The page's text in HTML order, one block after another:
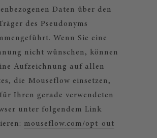
Daten über den
des Pseudonyms
Wenn Sie eine
nicht wünschen, können
Aufzeichnung auf allen
die Mouseflow einsetzen,
Ihren gerade verwendeten
unter folgendem Link
mouseflow.com/opt-out